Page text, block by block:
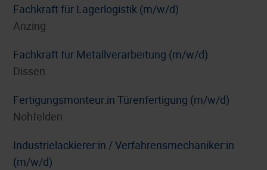
Fachkraft für Lagerlogistik (m/w/d)
Anzing
Fachkraft für Metallverarbeitung (m/w/d)
Dissen
Fertigungsmonteur:in Türenfertigung (m/w/d)
Nohfelden
Industrielackierer:in / Verfahrensmechaniker:in
(m/w/d)